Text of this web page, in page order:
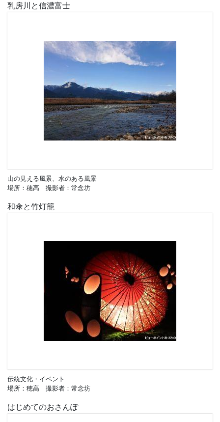
乳房川と信濃富士
山の見える風景、水のある風景
場所：穂高 撮影者：常念坊
和傘と竹灯籠
伝統文化・イベント
場所：穂高 撮影者：常念坊
はじめてのおさんぽ